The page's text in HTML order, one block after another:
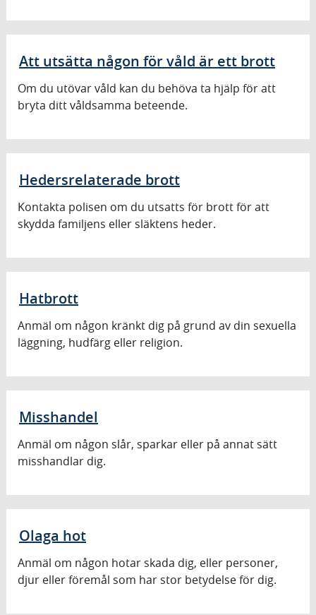
Att utsätta någon för våld är ett brott
Om du utövar våld kan du behöva ta hjälp för att
bryta ditt våldsamma beteende.
Hedersrelaterade brott
Kontakta polisen om du utsatts för brott för att
skydda familjens eller släktens heder.
Hatbrott
Anmäl om någon kränkt dig på grund av din sexuella
läggning, hudfärg eller religion.
Misshandel
Anmäl om någon slår, sparkar eller på annat sätt
misshandlar dig.
Olaga hot
Anmäl om någon hotar skada dig, eller personer,
djur eller föremål som har stor betydelse för dig.